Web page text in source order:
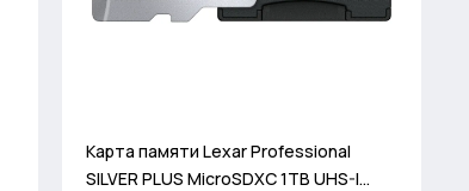
Карта памяти Lexar Professional
SILVER PLUS MicroSDXC 1TB UHS-I